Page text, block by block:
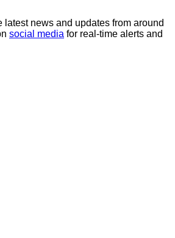
latest news and updates from around
social media for real-time alerts and